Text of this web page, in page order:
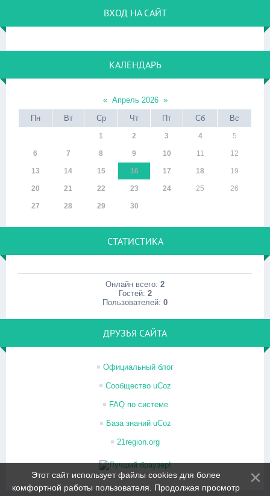
ВХОД НА САЙТ
КАЛЕНДАРЬ
« Апрель 2026 »
Пн
Вт Ср Чт Пт Сб Вс
1 2 3 4 5
6 7 8 9 10 11 12
13 14 15 16 17 18 19
20 21 22 23 24 25 26
27 28 29 30
СТАТИСТИКА
Онлайн всего: 2
Гостей: 2
Пользователей: 0
ДРУЗЬЯ САЙТА
Официальный блог
Сообщество uCoz
FAQ по системе
База знаний uCoz
21region.org
Этот сайт использует файлы cookies для более
комфортной работы пользователя. Продолжая просмотр